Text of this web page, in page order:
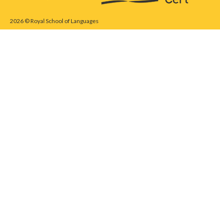
2026 © Royal School of Languages